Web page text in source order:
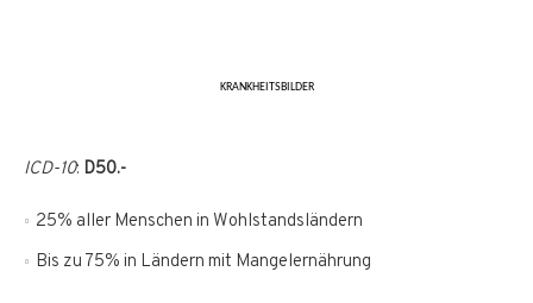
KRANKHEITSBILDER
ICD-10: D50.-
25% aller Menschen in Wohlstandsländern
Bis zu 75% in Ländern mit Mangelernährung